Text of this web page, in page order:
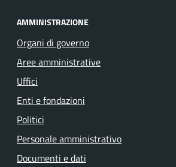
AMMINISTRAZIONE
Organi di governo
Aree amministrative
Uffici
Enti e fondazioni
Politici
Personale amministrativo
Documenti e dati